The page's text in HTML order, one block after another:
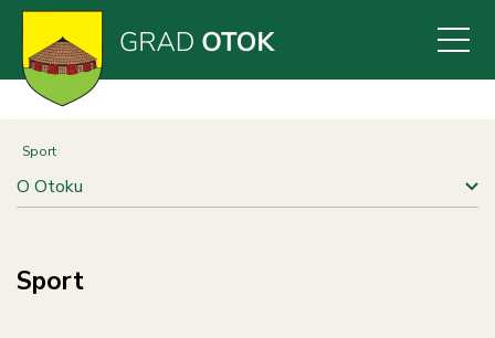
Skoči
glavni
sadržaj
Sport
O Otoku
Sport